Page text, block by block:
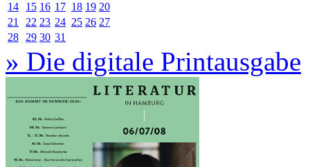
14
15 16 17 18 19 20
21
22 23 24 25 26 27
28
29 30 31
» Die digitale Printausgabe